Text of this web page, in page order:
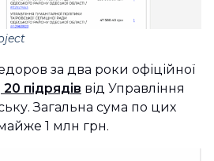
за два роки офіційної
20 підрядів від Управління
Загальна сума по цих
1 млн грн.